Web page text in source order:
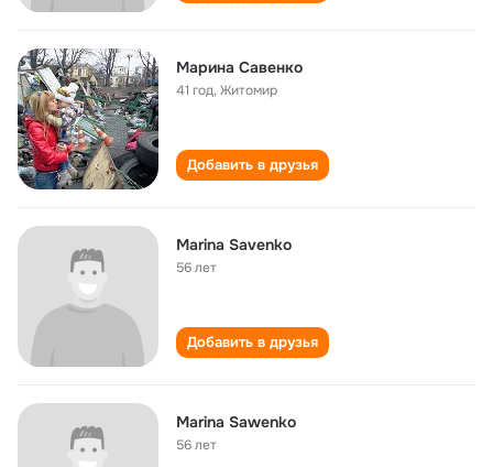
Марина Савенко
41 год,Житомир
Добавить в друзья
Marina Savenko
56 лет
Добавить в друзья
Marina Sawenko
56 лет